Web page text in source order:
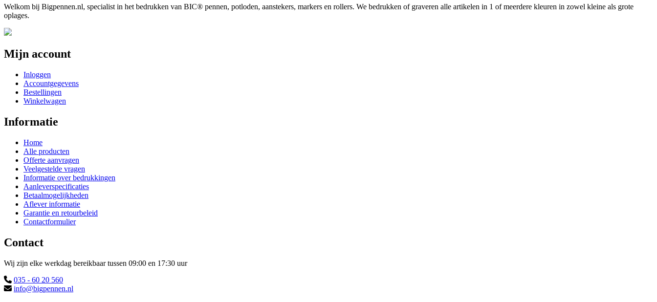
Welkom bij Bigpennen.nl, specialist in het bedrukken van BIC® pennen, potloden, aanstekers, markers en rollers. We bedrukken of graveren alle artikelen in 1 of meerdere kleuren in zowel kleine als grote
oplages.
Mijn account
Inloggen
Accountgegevens
Bestellingen
Winkelwagen
Informatie
Home
Alle producten
Offerte aanvragen
Veelgestelde vragen
Informatie over bedrukkingen
Aanleverspecificaties
Betaalmogelijkheden
Aflever informatie
Garantie en retourbeleid
Contactformulier
Contact
Wij zijn elke werkdag bereikbaar tussen 09:00 en 17:30 uur
035 - 60 20 560
info@bigpennen.nl